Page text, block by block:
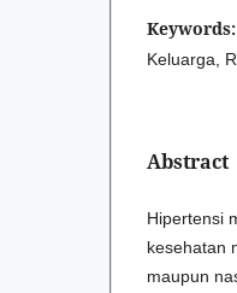
Keywords:
Keluarga,
Abstract
Hipertensi
kesehatan
maupun